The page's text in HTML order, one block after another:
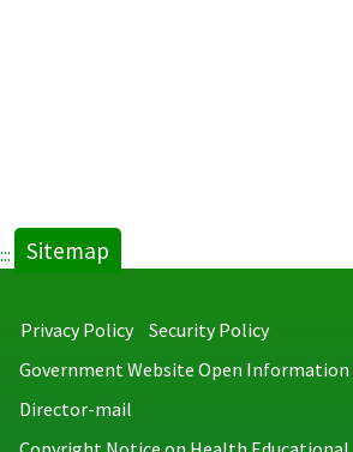
::: Sitemap
Privacy Policy
Security Policy
Government Website Open
Director-mail